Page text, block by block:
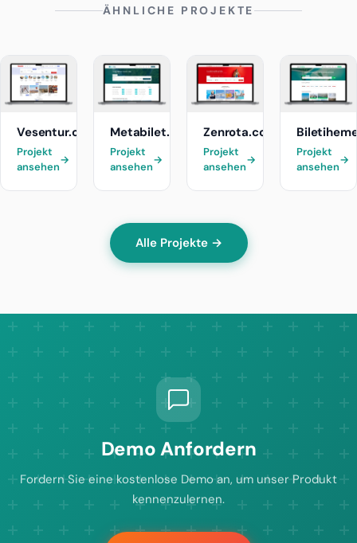
ÄHNLICHE PROJEKTE
Vesentur.com
Projekt
ansehen
→
Metabilet.com
Projekt
ansehen
→
Zenrota.com
Projekt
ansehen
→
Projekt
ansehen
→
Alle Projekte →
Demo Anfordern
Fordern Sie eine kostenlose Demo an, um unser Produkt
kennenzulernen.